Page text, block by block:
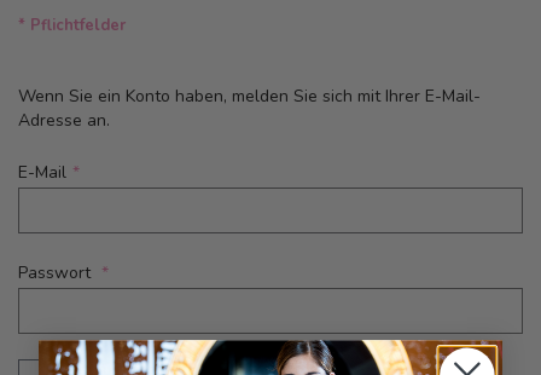
* Pflichtfelder
Wenn Sie ein Konto haben, melden Sie sich mit Ihrer E-Mail-
Adresse an.
E-Mail
Passwort
Passwort anzeigen